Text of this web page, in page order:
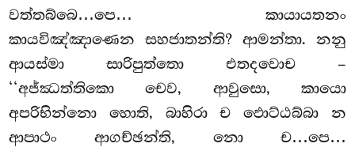
වත්තබ්බෙ…පෙ… කායායතනං
කායවිඤ්ඤාණෙනසහජාතන්ති? ආමන්තා. නනු
ආයස්මා සාරිපුත්තො එතදවොච –
‘‘අජ්ඣත්තිකො චෙව, ආවුසො, කායො
අපරිභින්නො හොති, බාහිරා ච ඵොට්ඨබ්බා න
ආපාථං ආගච්ඡන්ති, නො ච…පෙ…